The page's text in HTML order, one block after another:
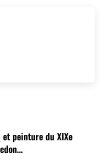
et peinture du XIXe